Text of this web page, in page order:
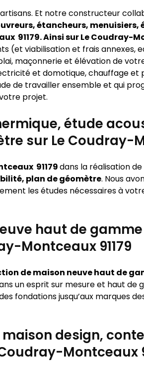
Et notre constructeur
étancheurs,
91179. Ainsi sur Le Coudray-
viabilisation et frais annexes,
maçonnerie et élévation de
et domotique, chauffage et
de travailler ensemble et qui
projet.
étude
sur Le Coudray-
91179dans la réalisation
plan de géomètre. Nous
les études nécessaires à
haut de
Montceaux 91179
de maison neuve haut de
un esprit sur mesure et haut de
fondations jusqu’aux marques
design,
Montceaux